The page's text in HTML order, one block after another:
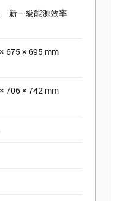
新一級能源效率
675 × 695 mm
706 × 742 mm